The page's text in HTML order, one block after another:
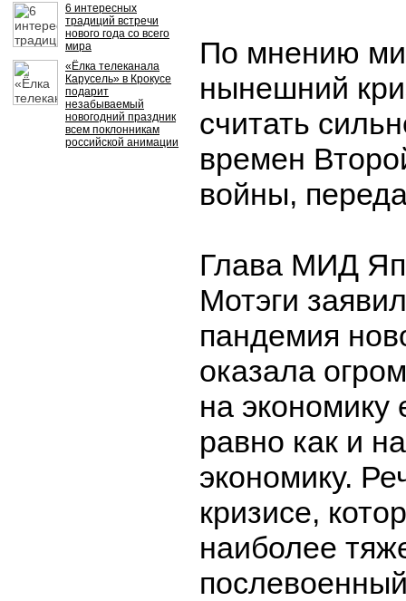
6 интересных
традиций встречи
нового года со всего
мира
«Ёлка телеканала
Карусель» в Крокусе
подарит
незабываемый
новогодний праздник
всем поклонникам
российской анимации
По мнению
нынешний
считать
времен
войны,
Глава МИД
Мотэги
пандемия
оказала
на экономику
равно как и
экономику.
кризисе,
наиболее